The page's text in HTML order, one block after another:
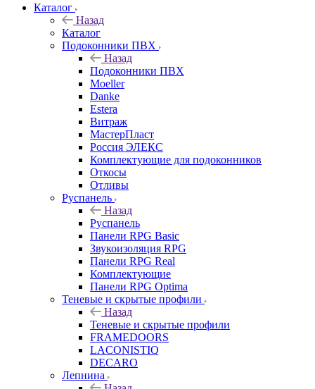
Каталог
Назад
Каталог
Подоконники ПВХ
Назад
Подоконники ПВХ
Moeller
Danke
Estera
Витраж
МастерПласт
Россия ЭЛЕКС
Комплектующие для подоконников
Откосы
Отливы
Руспанель
Назад
Руспанель
Панели RPG Basic
Звукоизоляция RPG
Панели RPG Real
Комплектующие
Панели RPG Optima
Теневые и скрытые профили
Назад
Теневые и скрытые профили
FRAMEDOORS
LACONISTIQ
DECARO
Лепнина